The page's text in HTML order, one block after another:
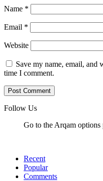
Name *
Email *
Website
Save my name, email, and
time I comment.
Follow Us
Go to the Arqam options
Recent
Popular
Comments